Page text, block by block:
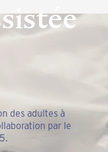
des adultes à
par le